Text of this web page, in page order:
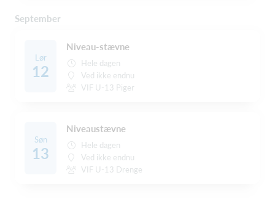
September
Lør
12
Niveau-stævne
Hele dagen
Ved ikke endnu
VIF U-13 Piger
Søn
13
Niveaustævne
Hele dagen
Ved ikke endnu
VIF U-13 Drenge